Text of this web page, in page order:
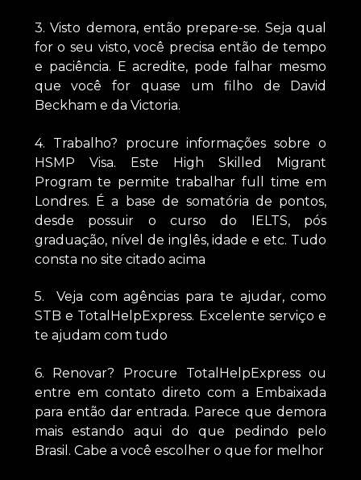
3. Visto demora, então prepare-se. Seja qual
for o seu visto, você precisa então de tempo
e paciência. E acredite, pode falhar mesmo
que você for quase um filho de David
Beckham e da Victoria.
4. Trabalho? procure informações sobre o
HSMP Visa. Este High Skilled Migrant
Program te permite trabalhar full time em
Londres. É a base de somatória de pontos,
desde possuir o curso do IELTS, pós
graduação, nível de inglês, idade e etc. Tudo
consta no site citado acima
5. Veja com agências para te ajudar, como
STB e TotalHelpExpress. Excelente serviço e
te ajudam com tudo
6. Renovar? Procure TotalHelpExpress ou
entre em contato direto com a Embaixada
para então dar entrada. Parece que demora
mais estando aqui do que pedindo pelo
Brasil. Cabe a você escolher o que for melhor